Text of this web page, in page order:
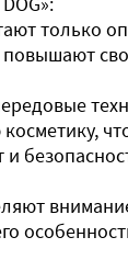
только
повышают
и